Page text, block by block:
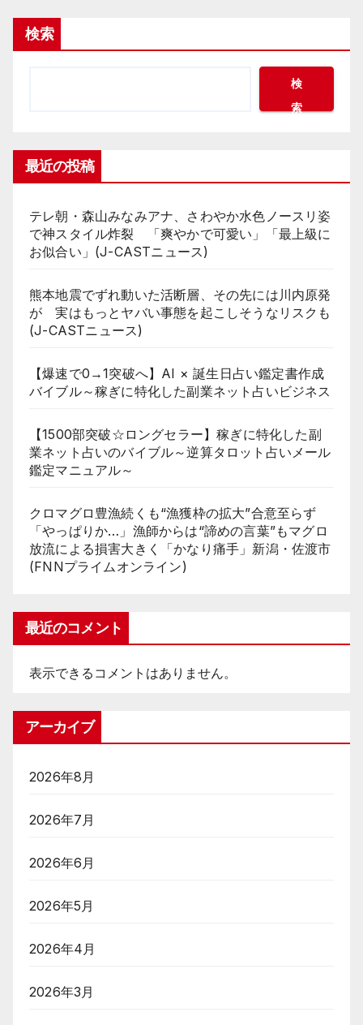
ペ
送
り
検索
検
索
最近の投稿
テレ朝・森山みなみアナ、さわやか水色ノースリ姿
で神スタイル炸裂 「爽やかで可愛い」「最上級に
お似合い」(J-CASTニュース)
熊本地震でずれ動いた活断層、その先には川内原発
が 実はもっとヤバい事態を起こしそうなリスクも
(J-CASTニュース)
【爆速で0→1突破へ】AI × 誕生日占い鑑定書作成
バイブル～稼ぎに特化した副業ネット占いビジネス
【1500部突破☆ロングセラー】稼ぎに特化した副
業ネット占いのバイブル～逆算タロット占いメール
鑑定マニュアル～
クロマグロ豊漁続くも“漁獲枠の拡大”合意至らず
「やっぱりか…」漁師からは“諦めの言葉”もマグロ
放流による損害大きく「かなり痛手」新潟・佐渡市
(FNNプライムオンライン)
最近のコメント
表示できるコメントはありません。
アーカイブ
2026年8月
2026年7月
2026年6月
2026年5月
2026年4月
2026年3月